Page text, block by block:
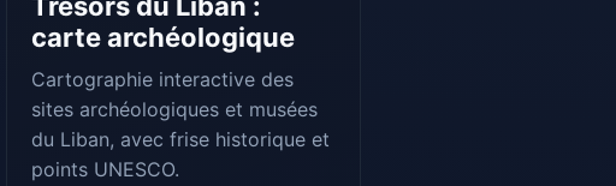
carte archéologique
Cartographie interactive des
sites archéologiques et musées
du Liban, avec frise historique et
points UNESCO.